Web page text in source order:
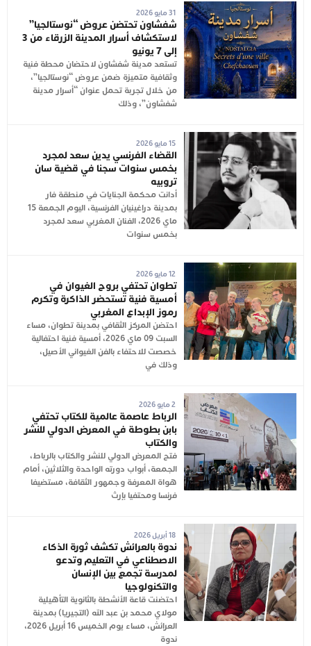
31 مايو 2026
شفشاون تحتضن عروض “نوستالجيا”
لاستكشاف أسرار المدينة الزرقاء من 3
إلى 7 يونيو
تستعد مدينة شفشاون لاحتضان محطة فنية
وثقافية متميزة ضمن عروض “نوستالجيا”،
من خلال تجربة تحمل عنوان “أسرار مدينة
شفشاون”، وذلك
15 مايو 2026
القضاء الفرنسي يدين سعد لمجرد
بخمس سنوات سجنا في قضية سان
تروبيه
أدانت محكمة الجنايات في منطقة فار
بمدينة دراغينيان الفرنسية، اليوم الجمعة 15
ماي 2026، الفنان المغربي سعد لمجرد
بخمس سنوات
12 مايو 2026
تطوان تحتفي بروح الغيوان في
أمسية فنية تستحضر الذاكرة وتكرم
رموز الإبداع المغربي
احتضن المركز الثقافي بمدينة تطوان، مساء
السبت 09 ماي 2026، أمسية فنية احتفالية
خصصت للاحتفاء بالفن الغيواني الأصيل،
وذلك في
2 مايو 2026
الرباط عاصمة عالمية للكتاب تحتفي
بابن بطوطة في المعرض الدولي للنشر
والكتاب
فتح المعرض الدولي للنشر والكتاب بالرباط،
الجمعة، أبواب دورته الواحدة والثلاثين، أمام
هواة المعرفة وجمهور الثقافة، مستضيفا
فرنسا ومحتفيا بإرث
18 أبريل 2026
ندوة بالعرائش تكشف ثورة الذكاء
الاصطناعي في التعليم وتدعو
لمدرسة تجمع بين الإنسان
والتكنولوجيا
احتضنت قاعة الأنشطة بالثانوية التأهيلية
مولاي محمد بن عبد الله (التجيريا) بمدينة
العرائش، مساء يوم الخميس 16 أبريل 2026،
ندوة